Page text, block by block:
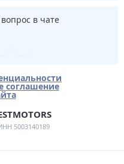
в чате
соглашение
5003140189